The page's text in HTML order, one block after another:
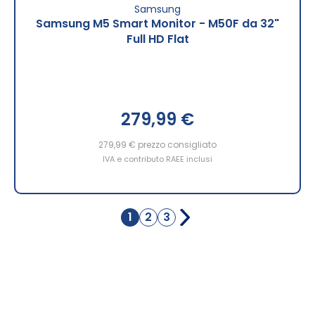
Samsung
Samsung M5 Smart Monitor - M50F da 32"
Full HD Flat
279,99 €
279,99 € prezzo consigliato
IVA e contributo RAEE inclusi
Pagina
Attualmente
1 Pagina
2 Pagina
3